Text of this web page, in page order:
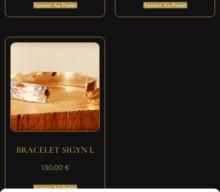
Ajouter Au Panier Ajouter Au Panier
BRACELET SIGYN L
130,00 €
Ajouter Au Panier